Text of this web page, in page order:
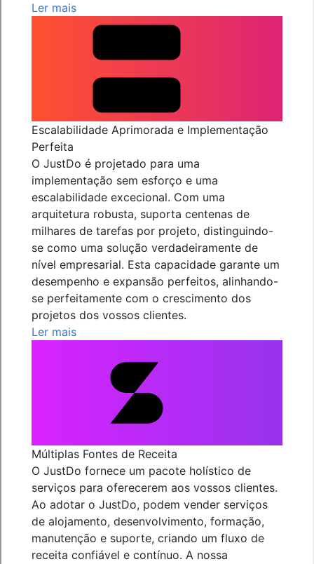
Ler mais
Escalabilidade Aprimorada e Implementação
Perfeita
O JustDo é projetado para uma
implementação sem esforço e uma
escalabilidade excecional. Com uma
arquitetura robusta, suporta centenas de
milhares de tarefas por projeto, distinguindo-
se como uma solução verdadeiramente de
nível empresarial. Esta capacidade garante um
desempenho e expansão perfeitos, alinhando-
se perfeitamente com o crescimento dos
projetos dos vossos clientes.
Ler mais
Múltiplas Fontes de Receita
O JustDo fornece um pacote holístico de
serviços para oferecerem aos vossos clientes.
Ao adotar o JustDo, podem vender serviços
de alojamento, desenvolvimento, formação,
manutenção e suporte, criando um fluxo de
receita confiável e contínuo. A nossa